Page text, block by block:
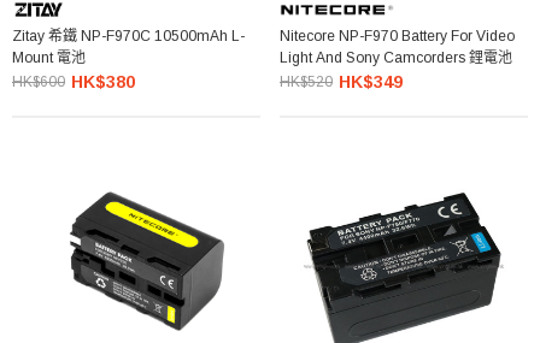
Zitay 希鐵 NP-F970C 10500mAh L-
Mount 電池
HK$600 HK$380
Nitecore NP-F970 Battery For Video
Light And Sony Camcorders 鋰電池
HK$520 HK$349